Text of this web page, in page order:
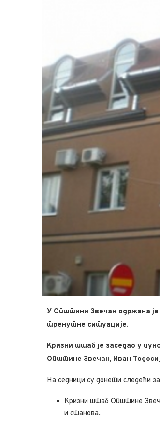
У Општини Звечан одржана
тренутне ситуације.
Кризни штаб је заседао у
Општине Звечан, Иван
На седници су донети следећи
Кризни штаб Општине
и станова.